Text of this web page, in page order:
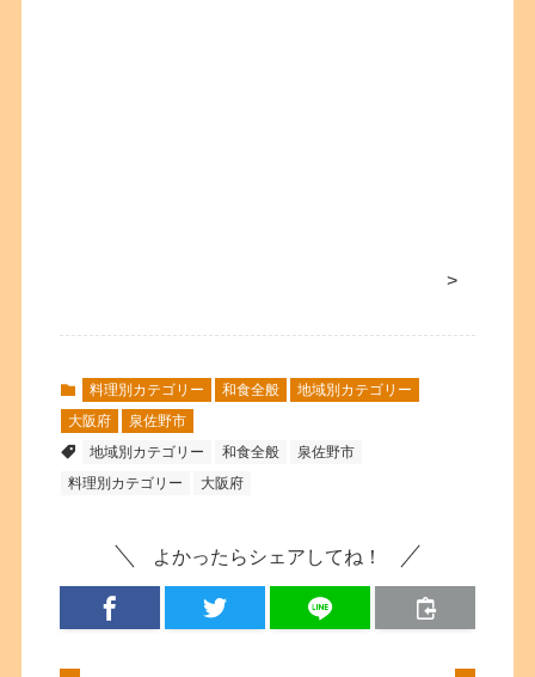
>
料理別カテゴリー 和食全般
地域別カテゴリー
大阪府
泉佐野市
地域別カテゴリー
和食全般
泉佐野市
料理別カテゴリー
大阪府
よかったらシェアしてね！